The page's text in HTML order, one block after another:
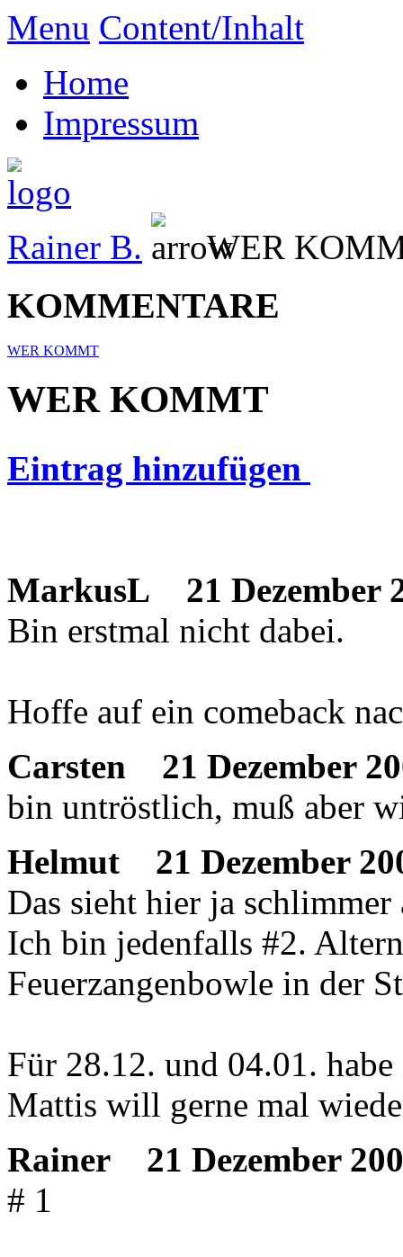
Menu Content/Inhalt
Home
Impressum
Rainer B. WER
KOMMENTARE
WER KOMMT
WER KOMMT
Eintrag hinzufügen
MarkusL
21 Dezember
Bin erstmal nicht dabei.
Hoffe auf ein comeback
Carsten
21 Dezember
bin untröstlich, muß aber
Helmut
21 Dezember
Das sieht hier ja
Ich bin jedenfalls #2.
Feuerzangenbowle in der
Für 28.12. und 04.01.
Mattis will gerne mal
Rainer
21 Dezember
# 1